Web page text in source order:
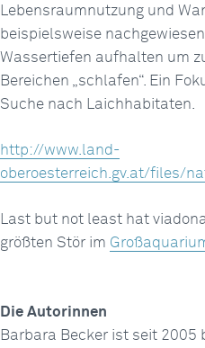
Lebensraumnutzung und
beispielsweise
Wassertiefen aufhalten um
Bereichen „schlafen“. Ein
Suche nach Laichhabitaten.
http://www.land-
oberoesterreich.gv.at/files/
Last but not least hat
größten Stör im
Die Autorinnen
Barbara Becker ist seit 2005